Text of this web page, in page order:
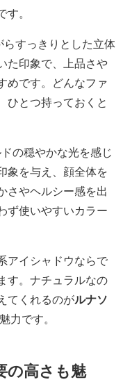
す。
らすっきりとした立体
た印象で、上品さや
めです。どんなファ
ひとつ持っておくと
の穏やかな光を感じ
象を与え、顔全体を
さやヘルシー感を出
ず使いやすいカラー
アイシャドウならで
す。ナチュラルなの
てくれるのがルナソ
力です。
の高さも魅